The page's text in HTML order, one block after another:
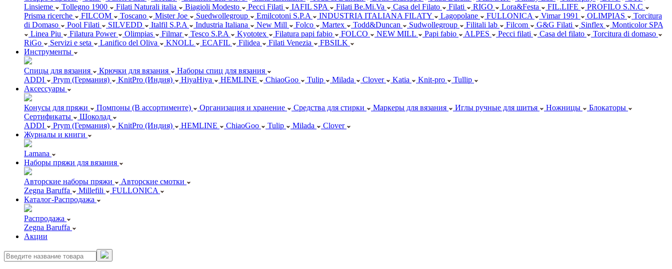
Linsieme
Tollegno 1900 Filati Naturali italia Biagioli Modesto Pecci Filati IAFIL SPA Filati Be.Mi.Va Casa del Filato Filati RIGO Lora&Festa FIL.LIFE
PROFILO S.N.C
Prisma ricerche
FILCOM Toscano Mister Joe Suedwollegroup Emilcotoni S.P.A INDUSTRIA ITALIANA FILATY Lagopolane FULLONICA Vimar 1991 OLIMPIAS
Torcitura
di Domaso
Pool Filati SILVEDD Italfil S.P.A Industria Italiana New Mill Folco Martex Todd&Duncan Sudwollegroup Filitali lab Filcom G&G Filati Sinflex
Monticolor SPA
Linea Piu
Filatura Power Olimpias Filmar Tesco S.P.A Kyototex Filatura papi fabio FOLCO NEW MILL Papi fabio ALPES Pecci filati Casa del filato
Torcitura di domaso
RiGo
Servizi e seta Lanifico del Oliva KNOLL ECAFIL Filidea Filati Venezia
FBSILK
Инструменты
Спицы для вязания Крючки для вязания
Наборы спиц для вязания
ADDI
Prym (Германия) KnitPro (Индия) HiyaHiya HEMLINE ChiaoGoo Tulip Milada Clover Katia Knit-pro
Tullip
Аксессуары
Конусы для пряжи Помпоны (В ассортименте) Организация и хранение Средства для стирки Маркеры для вязания Иглы ручные для шитья Ножницы
Блокаторы
Сертификаты
Шоколад
ADDI
Prym (Германия) KnitPro (Индия) HEMLINE ChiaoGoo Tulip Milada
Clover
Журналы и книги
Lamana
Наборы пряжи для вязания
Авторские наборы пряжи
Авторские смотки
Zegna Baruffa
Millefili
FULLONICA
Каталог-Распродажа
Распродажа
Zegna Baruffa
Акции